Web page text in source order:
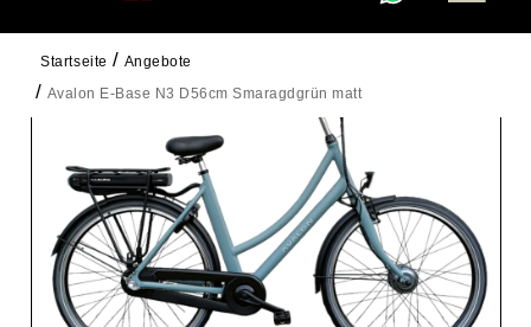
Startseite
Angebote
Avalon E-Base N3 D56cm Smaragdgrün matt